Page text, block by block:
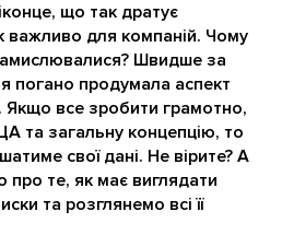
що так дратує
важливо для компаній. Чому
Швидше за
погано продумала аспект
Якщо все зробити грамотно,
та загальну концепцію, то
свої дані. Не вірите? А
те, як має виглядати
та розглянемо всі її